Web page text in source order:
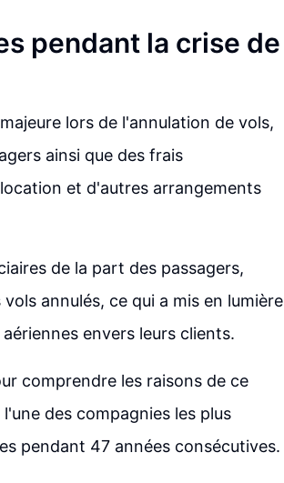
pendant la crise de
lors de l'annulation de vols,
ainsi que des frais
et d'autres arrangements
de la part des passagers,
annulés, ce qui a mis en lumière
envers leurs clients.
comprendre les raisons de ce
des compagnies les plus
pendant 47 années consécutives.